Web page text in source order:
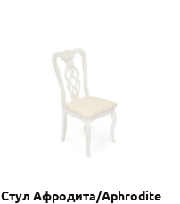
Стул Афродита/Aphrodite